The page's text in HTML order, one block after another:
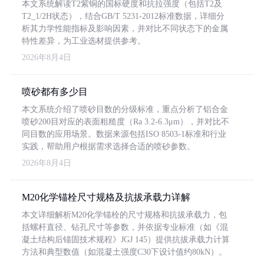
本文系统解读T2紫铜的国标硬度和抗拉强度（包括T2及
T2_1/2H状态），结合GB/T 5231-2012标准数据，详细分
析其力学性能指标及影响因素，并对比不同状态下的金属
特性差异，为工业选材提供参考。
2026年8月4日
喷砂都有多少目
本文系统介绍了喷砂目数的分级标准，重点分析了铝合金
喷砂200目对应的表面粗糙度（Ra 3.2-6.3μm），并对比不
同目数的应用场景。数据来源包括ISO 8503-1标准和行业
实践，帮助用户根据需求选择合适的喷砂参数。
2026年8月4日
M20化学锚栓尺寸规格及抗拔承载力详解
本文详细解析M20化学锚栓的尺寸规格和抗拔承载力，包
括螺杆直径、钻孔尺寸等参数，并依据专业标准（如《混
凝土结构后锚固技术规程》JGJ 145）提供抗拔承载力计算
方法和典型数值（如混凝土强度C30下设计值约80kN）。